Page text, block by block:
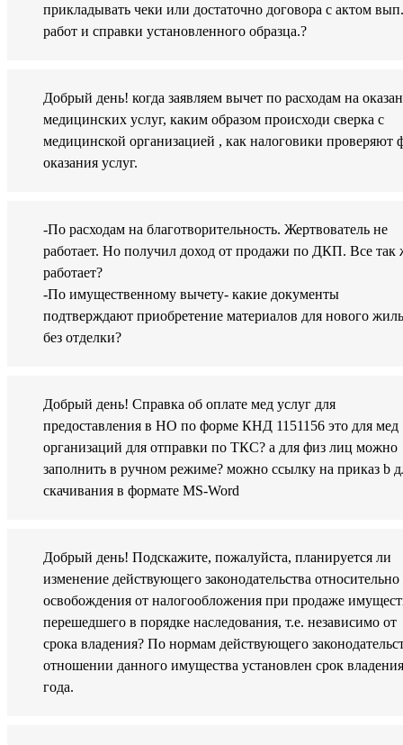
прикладывать чеки или достаточно договора с актом вып.
работ и справки установленного образца.?
Добрый день! когда заявляем вычет по расходам на
медицинских услуг, каким образом происходи сверка с
медицинской организацией , как налоговики проверяют
оказания услуг.
-По расходам на благотворительность. Жертвователь не
работает. Но получил доход от продажи по ДКП. Все так
работает?
-По имущественному вычету- какие документы
подтверждают приобретение материалов для нового
без отделки?
Добрый день! Справка об оплате мед услуг для
предоставления в НО по форме КНД 1151156 это для мед
организаций для отправки по ТКС? а для физ лиц можно
заполнить в ручном режиме? можно ссылку на приказ b
скачивания в формате MS-Word
Добрый день! Подскажите, пожалуйста, планируется ли
изменение действующего законодательства относительно
освобождения от налогообложения при продаже
перешедшего в порядке наследования, т.е. независимо от
срока владения? По нормам действующего
отношении данного имущества установлен срок
года.